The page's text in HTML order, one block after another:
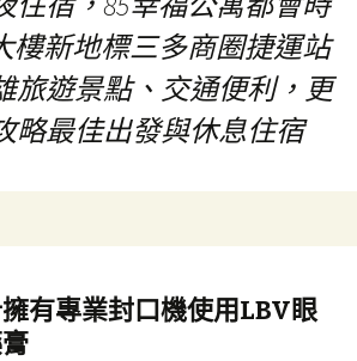
樓新地標三多商圈捷運站
旅遊景點、交通便利，更
略最佳出發與休息住宿
鍵
字:
有專業封口機使用LBV眼